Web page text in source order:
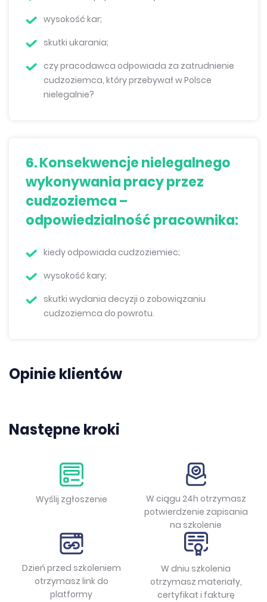
wysokość kar;
skutki ukarania;
czy pracodawca odpowiada za zatrudnienie
cudzoziemca, który przebywał w Polsce
nielegalnie?
6. Konsekwencje nielegalnego
wykonywania pracy przez
cudzoziemca –
odpowiedzialność pracownika:
kiedy odpowiada cudzoziemiec;
wysokość kary;
skutki wydania decyzji o zobowiązaniu
cudzoziemca do powrotu.
Opinie klientów
Następne kroki
Wyślij zgłoszenie
W ciągu 24h otrzymasz
potwierdzenie zapisania
na szkolenie
Dzień przed szkoleniem
otrzymasz link do
platformy
W dniu szkolenia
otrzymasz materiały,
certyfikat i fakturę